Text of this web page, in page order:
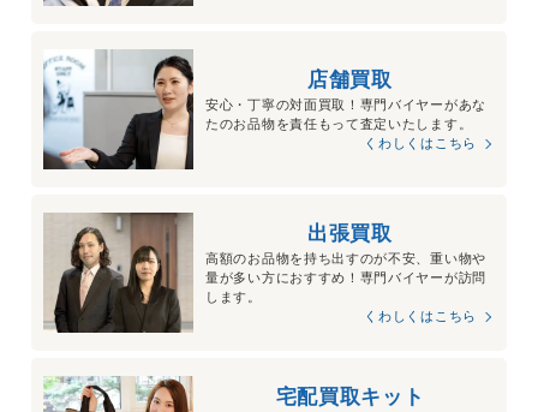
店舗買取
安心・丁寧の対面買取！専門バイヤーがあな
たのお品物を責任もって査定いたします。
くわしくはこちら
出張買取
高額のお品物を持ち出すのが不安、重い物や
量が多い方におすすめ！専門バイヤーが訪問
します。
くわしくはこちら
宅配買取キット